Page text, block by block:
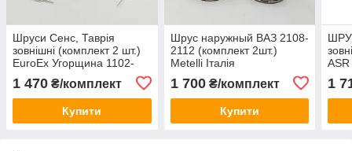
Шруси Сенс, Таврія
зовнішні (комплект 2 шт.)
EuroEx Угорщина 1102-
1 470 ₴/комплект
Купити
Шрус наружный ВАЗ 2108-
2112 (комплект 2шт.)
Metelli Італія
1 700₴/комплект
Купити
ASR
1